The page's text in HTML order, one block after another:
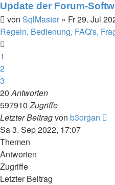
Update der Forum-
von SqlMaster » Fr 29. Jul
Regeln, Bedienung, FAQ's,
1
2
3
20Antworten
597910Zugriffe
Letzter Beitragvon b3organ
Sa 3. Sep 2022, 17:07
Themen
Antworten
Zugriffe
Letzter Beitrag